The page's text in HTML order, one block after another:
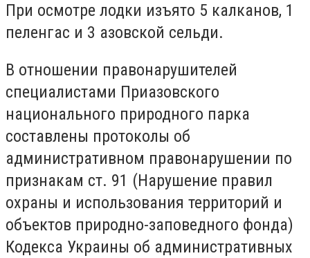
При осмотре лодки изъято 5 калканов, 1
пеленгас и 3 азовской сельди.
В отношении правонарушителей
специалистами Приазовского
национального природного парка
составлены протоколы об
административном правонарушении по
признакам ст. 91 (Нарушение правил
охраны и использования территорий и
объектов природно-заповедного фонда)
Кодекса Украины об административных